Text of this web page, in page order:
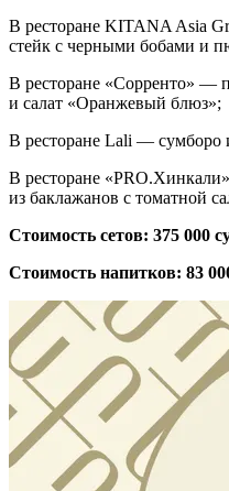
В ресторане KITANA Asia
стейк с черными бобами и
В ресторане «Сорренто» —
и салат «Оранжевый блюз»;
В ресторане Lali — сумборо
В ресторане
из баклажанов с томатной
Стоимость сетов: 375 000
Стоимость напитков: 83